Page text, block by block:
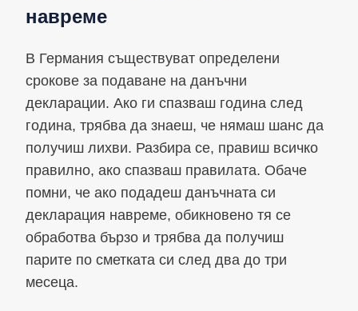
навреме
В Германия съществуват определени
срокове за подаване на данъчни
декларации. Ако ги спазваш година след
година, трябва да знаеш, че нямаш шанс да
получиш лихви. Разбира се, правиш всичко
правилно, ако спазваш правилата. Обаче
помни, че ако подадеш данъчната си
декларация навреме, обикновено тя се
обработва бързо и трябва да получиш
парите по сметката си след два до три
месеца.